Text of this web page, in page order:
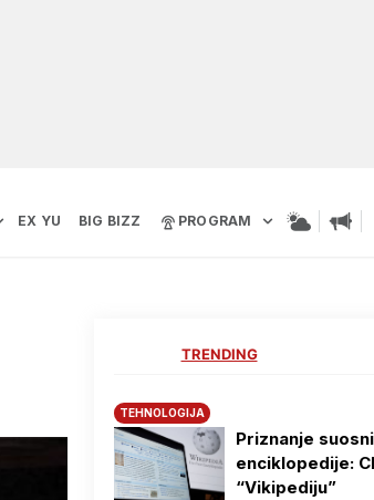
EX YU BIG BIZZ PROGRAM
TRENDING
TEHNOLOGIJA
Priznanje
enciklopedije:
“Vikipediju”